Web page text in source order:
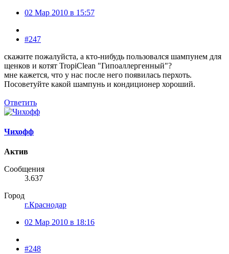
02 Мар 2010 в 15:57
#247
скажите пожалуйста, а кто-нибудь пользовался шампунем для
щенков и котят TropiClean "Гипоаллергенный"?
мне кажется, что у нас после него появилась перхоть.
Посоветуйте какой шампунь и кондиционер хороший.
Ответить
Чихофф
Актив
Сообщения
3.637
Город
г.Краснодар
02 Мар 2010 в 18:16
#248